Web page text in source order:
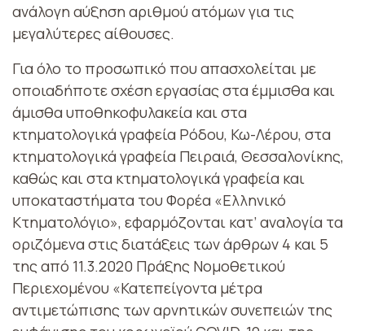
ανάλογη αύξηση αριθμού ατόμων για τις
μεγαλύτερες αίθουσες.
Για όλο το προσωπικό που απασχολείται με
οποιαδήποτε σχέση εργασίας στα έμμισθα και
άμισθα υποθηκοφυλακεία και στα
κτηματολογικά γραφεία Ρόδου, Κω-Λέρου, στα
κτηματολογικά γραφεία Πειραιά, Θεσσαλονίκης,
καθώς και στα κτηματολογικά γραφεία και
υποκαταστήματα του Φορέα «Ελληνικό
Κτηματολόγιο», εφαρμόζονται κατ’ αναλογία τα
οριζόμενα στις διατάξεις των άρθρων 4 και 5
της από 11.3.2020 Πράξης Νομοθετικού
Περιεχομένου «Κατεπείγοντα μέτρα
αντιμετώπισης των αρνητικών συνεπειών της